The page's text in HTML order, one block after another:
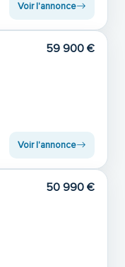
Voir l'annonce
59 900 €
Voir l'annonce
50 990 €